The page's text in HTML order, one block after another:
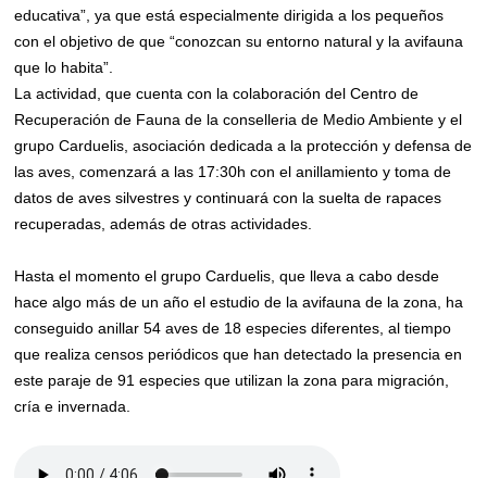
educativa”, ya que está especialmente dirigida a los pequeños
con el objetivo de que “conozcan su entorno natural y la avifauna
que lo habita”.
La actividad, que cuenta con la colaboración del Centro de
Recuperación de Fauna de la conselleria de Medio Ambiente y el
grupo Carduelis, asociación dedicada a la protección y defensa de
las aves, comenzará a las 17:30h con el anillamiento y toma de
datos de aves silvestres y continuará con la suelta de rapaces
recuperadas, además de otras actividades.
Hasta el momento el grupo Carduelis, que lleva a cabo desde
hace algo más de un año el estudio de la avifauna de la zona, ha
conseguido anillar 54 aves de 18 especies diferentes, al tiempo
que realiza censos periódicos que han detectado la presencia en
este paraje de 91 especies que utilizan la zona para migración,
cría e invernada.